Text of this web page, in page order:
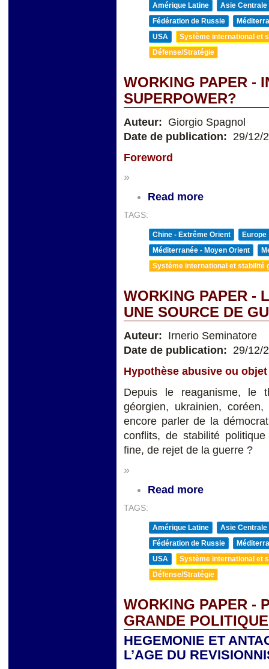
Amérique Latine
Asie Centrale
Fédération de Russie
USA
Système international et
Défense/Stratégie
WORKING PAPER -
SUPERPOWER?
Auteur: Giorgio Spagnol
Date de publication: 29/12/
Foreword
»
Read more
TAGS:
Chine - Extrême Orient
Europe
Méditerranée - Moyen Orient
Système international et stabilité
WORKING PAPER -
UNE SOURCE DE
Auteur: Irnerio Seminatore
Date de publication: 29/12/
Hypothèse abusive ou
Depuis le reaganisme, le
géorgien, ukrainien,
encore parler de la
conflits, de stabilité
fine, de rejet de la guerre ?
»
Read more
TAGS:
Amérique Latine
Asie Centrale
Fédération de Russie
USA
Système international et
Défense/Stratégie
WORKING PAPER -
GRANDE
HEGEMONIE ET
L’AGE DU